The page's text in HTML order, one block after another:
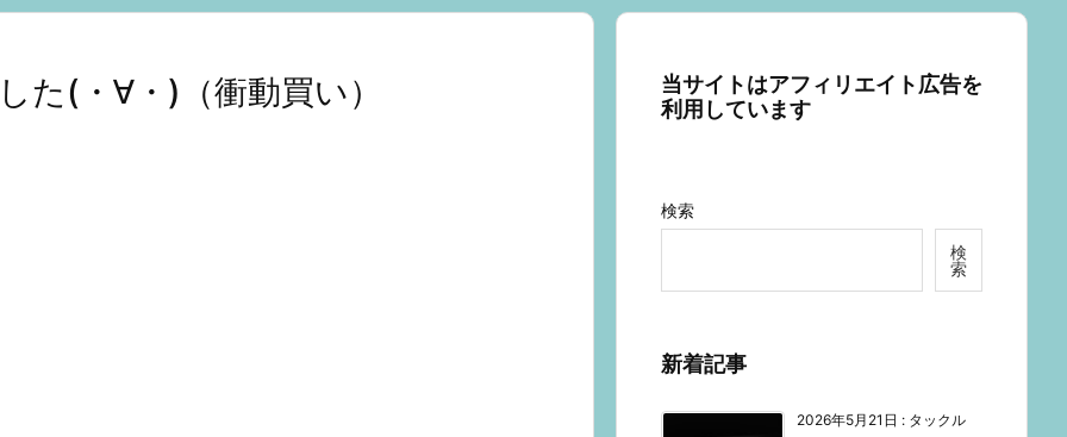
た(・∀・)（衝動買い）
当サイトはアフィリエイト広告を
利用しています
検索
検
索
新着記事
2026年5月21日 : タックル